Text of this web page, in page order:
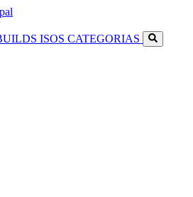
ISOS CATEGORIAS